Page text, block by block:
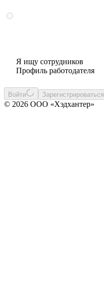
Я ищу сотрудников
Профиль работодателя
Войти Зарегистрироваться
© 2026 ООО «Хэдхантер»